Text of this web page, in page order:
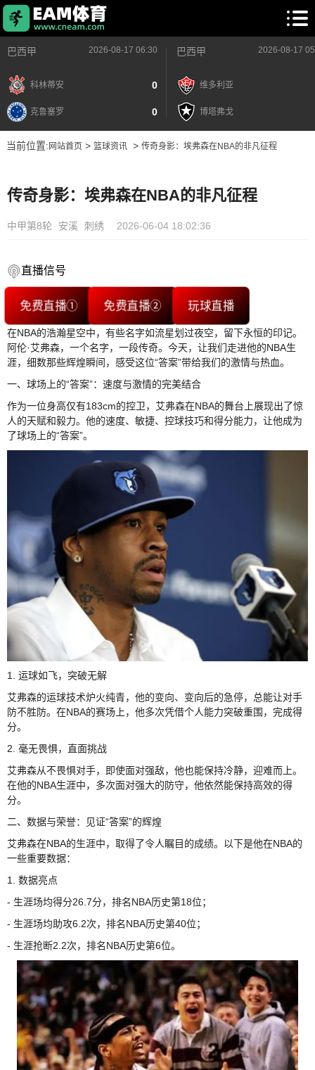
巴西甲 2026-08-17 06:30
科林蒂安 0
克鲁塞罗 0
巴西甲 2026-08-17
维多利亚
博塔弗戈
当前位置: 网站首页> 篮球资讯> 传奇身影：埃弗森在NBA的非凡征程
传奇身影：埃弗森在NBA的非凡征程
中甲第8轮 安溪 刺绣 2026-06-04 18:02:36
直播信号
免费直播① 免费直播② 玩球直播
在NBA的浩瀚星空中，有些名字如流星划过夜空，留下永恒的印记。
阿伦·艾弗森，一个名字，一段传奇。今天，让我们走进他的NBA生
涯，细数那些辉煌瞬间，感受这位“答案”带给我们的激情与热血。
一、球场上的“答案”：速度与激情的完美结合
作为一位身高仅有183cm的控卫，艾弗森在NBA的舞台上展现出了惊
人的天赋和毅力。他的速度、敏捷、控球技巧和得分能力，让他成为
了球场上的“答案”。
1. 运球如飞，突破无解
艾弗森的运球技术炉火纯青，他的变向、变向后的急停，总能让对手
防不胜防。在NBA的赛场上，他多次凭借个人能力突破重围，完成得
分。
2. 毫无畏惧，直面挑战
艾弗森从不畏惧对手，即使面对强敌，他也能保持冷静，迎难而上。
在他的NBA生涯中，多次面对强大的防守，他依然能保持高效的得
分。
二、数据与荣誉：见证“答案”的辉煌
艾弗森在NBA的生涯中，取得了令人瞩目的成绩。以下是他在NBA的
一些重要数据：
1. 数据亮点
- 生涯场均得分26.7分，排名NBA历史第18位；
- 生涯场均助攻6.2次，排名NBA历史第40位；
- 生涯抢断2.2次，排名NBA历史第6位。